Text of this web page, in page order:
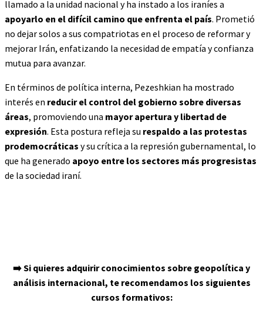
llamado a la unidad nacional y ha instado a los iraníes a
apoyarlo en el difícil camino que enfrenta el país. Prometió
no dejar solos a sus compatriotas en el proceso de reformar y
mejorar Irán, enfatizando la necesidad de empatía y confianza
mutua para avanzar​.
En términos de política interna, Pezeshkian ha mostrado
interés en reducir el control del gobierno sobre diversas
áreas, promoviendo una mayor apertura y libertad de
expresión. Esta postura refleja su respaldo a las protestas
prodemocráticas y su crítica a la represión gubernamental, lo
que ha generado apoyo entre los sectores más progresistas
de la sociedad iraní​.
➡️ Si quieres adquirir conocimientos sobre geopolítica y
análisis internacional, te recomendamos los siguientes
cursos formativos: